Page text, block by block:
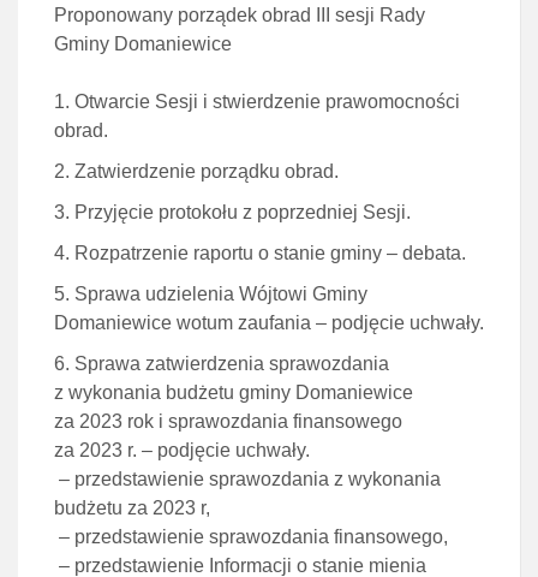
Proponowany porządek obrad III sesji Rady
Gminy Domaniewice
Otwarcie Sesji i stwierdzenie prawomocności
obrad.
Zatwierdzenie porządku obrad.
Przyjęcie protokołu z poprzedniej Sesji.
Rozpatrzenie raportu o stanie gminy – debata.
Sprawa udzielenia Wójtowi Gminy
Domaniewice wotum zaufania – podjęcie uchwały.
Sprawa zatwierdzenia sprawozdania
z wykonania budżetu gminy Domaniewice
za 2023 rok i sprawozdania finansowego
za 2023 r. – podjęcie uchwały.
– przedstawienie sprawozdania z wykonania
budżetu za 2023 r,
– przedstawienie sprawozdania finansowego,
– przedstawienie Informacji o stanie mienia